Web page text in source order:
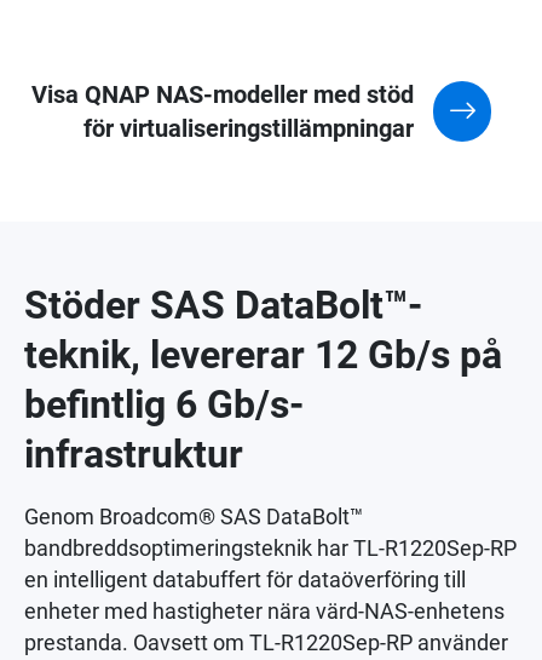
Visa QNAP NAS-modeller med stöd
för virtualiseringstillämpningar
Stöder SAS DataBolt™-
teknik, levererar 12 Gb/s på
befintlig 6 Gb/s-
infrastruktur
Genom Broadcom® SAS DataBolt™
bandbreddsoptimeringsteknik har TL-R1220Sep-RP
en intelligent databuffert för dataöverföring till
enheter med hastigheter nära värd-NAS-enhetens
prestanda. Oavsett om TL-R1220Sep-RP använder